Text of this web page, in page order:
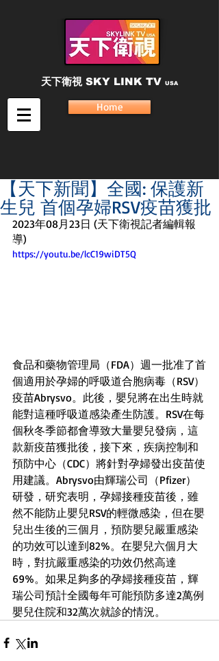
天下衛視 SKY LINK TV USA
Home
【天下新聞】全國: 保護新
生兒 首個孕婦RSV疫苗獲批
2023年08月23日 (天下衛視記者編輯報
導)
https://youtu.be/lcC19wiDT5Q
食品和藥物管理局（FDA）週一批准了首
個適用於孕婦的呼吸道合胞病毒（RSV）
疫苗Abrysvo。此後，嬰兒將在出生時就
能對這種呼吸道感染產生防護。RSV在每
個秋冬季節都會導致大量嬰兒發病，這
款新疫苗獲批後，接下來，疾病控制和
預防中心（CDC）將針對孕婦發出疫苗使
用建議。Abrysvo由輝瑞公司（Pfizer）
研發，研究表明，孕婦接種疫苗後，雖
然不能防止嬰兒RSV的輕微感染，但在嬰
兒出生後的三個月，預防嬰兒嚴重感染
的功效可以達到82%。在嬰兒六個月大
時，對抗嚴重感染的功效仍然高達
69%。如果足夠多的孕婦接種疫苗，輝
瑞公司預計全國每年可能預防多達2萬例
嬰兒住院和32萬次就診的情況。